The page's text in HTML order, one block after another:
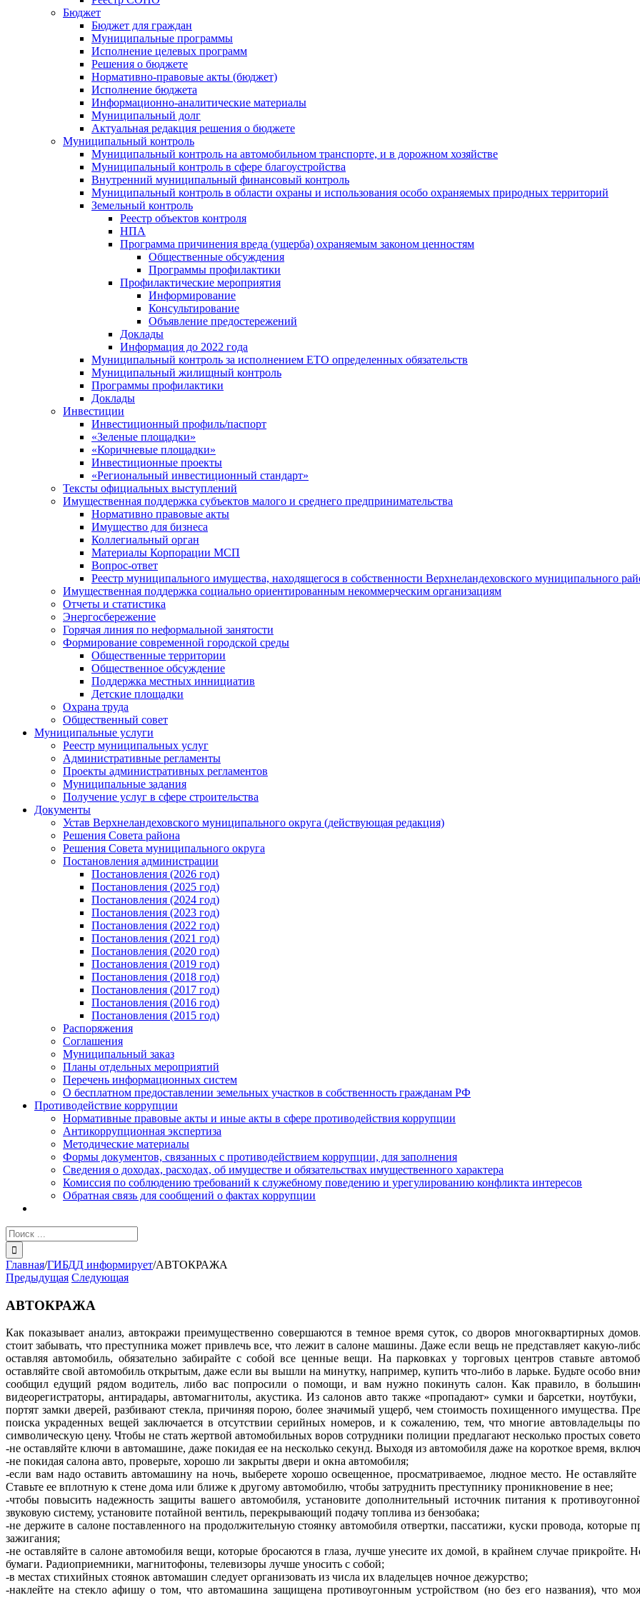
Бюджет
Бюджет для граждан
Муниципальные программы
Исполнение целевых программ
Решения о бюджете
Нормативно-правовые акты (бюджет)
Исполнение бюджета
Информационно-аналитические материалы
Муниципальный долг
Актуальная редакция решения о бюджете
Муниципальный контроль
Муниципальный контроль на автомобильном транспорте, и в дорожном хозяйстве
Муниципальный контроль в сфере благоустройства
Внутренний муниципальный финансовый контроль
Муниципальный контроль в области охраны и использования особо охраняемых природных территорий
Земельный контроль
Реестр объектов контроля
НПА
Программа причинения вреда (ущерба) охраняемым законом ценностям
Общественные обсуждения
Программы профилактики
Профилактические мероприятия
Информирование
Консультирование
Объявление предостережений
Доклады
Информация до 2022 года
Муниципальный контроль за исполнением ЕТО определенных обязательств
Муниципальный жилищный контроль
Программы профилактики
Доклады
Инвестиции
Инвестиционный профиль/паспорт
«Зеленые площадки»
«Коричневые площадки»
Инвестиционные проекты
«Региональный инвестиционный стандарт»
Тексты официальных выступлений
Имущественная поддержка субъектов малого и среднего предпринимательства
Нормативно правовые акты
Имущество для бизнеса
Коллегиальный орган
Материалы Корпорации МСП
Вопрос-ответ
Реестр муниципального имущества, находящегося в собственности Верхнеландеховского муниципального
Имущественная поддержка социально ориентированным некоммерческим организациям
Отчеты и статистика
Энергосбережение
Горячая линия по неформальной занятости
Формирование современной городской среды
Общественные территории
Общественное обсуждение
Поддержка местных иннициатив
Детские площадки
Охрана труда
Общественный совет
Муниципальные услуги
Реестр муниципальных услуг
Административные регламенты
Проекты административных регламентов
Муниципальные задания
Получение услуг в сфере строительства
Документы
Устав Верхнеландеховского муниципального округа (действующая редакция)
Решения Совета района
Решения Совета муниципального округа
Постановления администрации
Постановления (2026 год)
Постановления (2025 год)
Постановления (2024 год)
Постановления (2023 год)
Постановления (2022 год)
Постановления (2021 год)
Постановления (2020 год)
Постановления (2019 год)
Постановления (2018 год)
Постановления (2017 год)
Постановления (2016 год)
Постановления (2015 год)
Распоряжения
Соглашения
Муниципальный заказ
Планы отдельных мероприятий
Перечень информационных систем
О бесплатном предоставлении земельных участков в собственность гражданам РФ
Противодействие коррупции
Нормативные правовые акты и иные акты в сфере противодействия коррупции
Антикоррупционная экспертиза
Методические материалы
Формы документов, связанных с противодействием коррупции, для заполнения
Сведения о доходах, расходах, об имуществе и обязательствах имущественного характера
Комиссия по соблюдению требований к служебному поведению и урегулированию конфликта интересов
Обратная связь для сообщений о фактах коррупции
Результат
поиска:
Главная/ГИБДД информирует/АВТОКРАЖА
Предыдущая Следующая
АВТОКРАЖА
Как показывает анализ, автокражи преимущественно совершаются в темное время суток, со дворов многоквартирных
стоит забывать, что преступника может привлечь все, что лежит в салоне машины. Даже если вещь не представляет какую-
оставляя автомобиль, обязательно забирайте с собой все ценные вещи. На парковках у торговых центров ставьте
оставляйте свой автомобиль открытым, даже если вы вышли на минутку, например, купить что-либо в ларьке. Будьте особо
сообщил едущий рядом водитель, либо вас попросили о помощи, и вам нужно покинуть салон. Как правило, в
видеорегистраторы, антирадары, автомагнитолы, акустика. Из салонов авто также «пропадают» сумки и барсетки,
портят замки дверей, разбивают стекла, причиняя порою, более значимый ущерб, чем стоимость похищенного имущества.
поиска украденных вещей заключается в отсутствии серийных номеров, и к сожалению, тем, что многие автовладельцы
символическую цену. Чтобы не стать жертвой автомобильных воров сотрудники полиции предлагают несколько простых
-не оставляйте ключи в автомашине, даже покидая ее на несколько секунд. Выходя из автомобиля даже на короткое время,
-не покидая салона авто, проверьте, хорошо ли закрыты двери и окна автомобиля;
-если вам надо оставить автомашину на ночь, выберете хорошо освещенное, просматриваемое, людное место. Не
Ставьте ее вплотную к стене дома или ближе к другому автомобилю, чтобы затруднить преступнику проникновение в нее;
-чтобы повысить надежность защиты вашего автомобиля, установите дополнительный источник питания к
звуковую систему, установите потайной вентиль, перекрывающий подачу топлива из бензобака;
-не держите в салоне поставленного на продолжительную стоянку автомобиля отвертки, пассатижи, куски провода, которые
зажигания;
-не оставляйте в салоне автомобиля вещи, которые бросаются в глаза, лучше унесите их домой, в крайнем случае
бумаги. Радиоприемники, магнитофоны, телевизоры лучше уносить с собой;
-в местах стихийных стоянок автомашин следует организовать из числа их владельцев ночное дежурство;
-наклейте на стекло афишу о том, что автомашина защищена противоугонным устройством (но без его названия), что